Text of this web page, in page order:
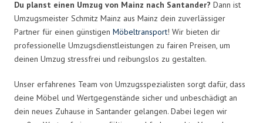
Du planst einen Umzug von Mainz nach Santander? Dann ist
Umzugsmeister Schmitz Mainz aus Mainz dein zuverlässiger
Partner für einen günstigen Möbeltransport! Wir bieten dir
professionelle Umzugsdienstleistungen zu fairen Preisen, um
deinen Umzug stressfrei und reibungslos zu gestalten.
Unser erfahrenes Team von Umzugsspezialisten sorgt dafür, dass
deine Möbel und Wertgegenstände sicher und unbeschädigt an
dein neues Zuhause in Santander gelangen. Dabei legen wir